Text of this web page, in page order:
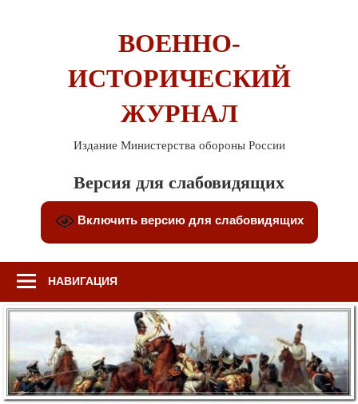
ВОЕННО-
ИСТОРИЧЕСКИЙ
ЖУРНАЛ
Издание Министерства обороны России
Версия для слабовидящих
Включить версию для слабовидящих
НАВИГАЦИЯ